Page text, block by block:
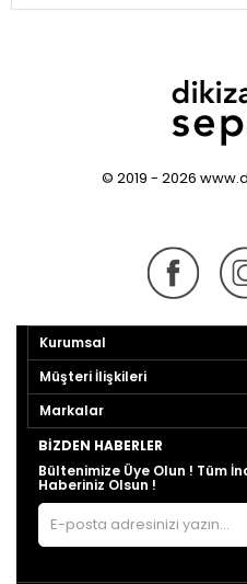
© 2019 - 2026
Kurumsal
Müşteri İlişkileri
Markalar
BIZDEN HABERLER
Bültenimize Üye Olun ! Tüm
Haberiniz Olsun !